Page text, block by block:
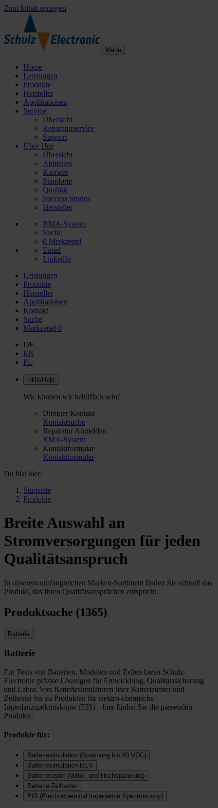
Zum Inhalt springen
Menü
Home
Leistungen
Produkte
Hersteller
Applikationen
Service
Übersicht
Reparaturservice
Support
Über Uns
Übersicht
Aktuelles
Karriere
Standorte
Qualität
Success Stories
Hersteller
RMA-System
Suche
0 Merkzettel
Email
LinkedIn
Leistungen
Produkte
Hersteller
Applikationen
Kontakt
Suche
Merkzettel 0
DE
EN
PL
Hilfe/Help
Wie können wir behilflich sein?
Direkter Kontakt
Kontaktsuche
Reparatur Anmelden
RMA-System
Kontaktformular
Kontaktformular
Du bist hier:
Startseite
Produkte
Breite Auswahl an
Stromversorgungen für jeden
Qualitätsanspruch
In unserem umfangreichen Marken-Sortiment finden Sie schnell das
Produkt, das Ihren Qualitätsansprüchen entspricht.
Produktsuche (1365)
Batterie
Batterie
Für Tests von Batterien, Modulen und Zellen bietet Schulz-
Electronic präzise Lösungen für Entwicklung, Qualitätssicherung
und Labor. Von Batteriesimulatoren über Batterietester und
Zelltester bis zu Produkten für elektro-chemische
Impedanzspektroskopie (EIS) – hier finden Sie die passenden
Produkte.
Produkte für:
Batteriesimulation (Spannung bis 80 VDC)
Batteriesimulation BEV
Batterietester (Mittel- und Hochspannung)
Batterie-Zelltester
EIS (Electrochemical Impedance Spectroscopy)